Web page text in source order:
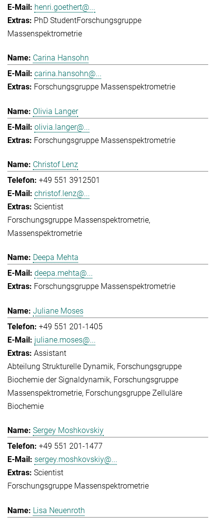
henri.goethert@...
PhD StudentForschungsgruppe
Massenspektrometrie
Carina Hansohn
carina.hansohn@...
Forschungsgruppe Massenspektrometrie
Olivia Langer
olivia.langer@...
Forschungsgruppe Massenspektrometrie
Christof Lenz
+49 551 3912501
christof.lenz@...
Scientist
Forschungsgruppe Massenspektrometrie
Massenspektrometrie
Deepa Mehta
deepa.mehta@...
Forschungsgruppe Massenspektrometrie
Juliane Moses
+49 551 201-1405
juliane.moses@...
Assistant
Abteilung Strukturelle Dynamik Forschungsgruppe
Biochemie der Signaldynamik Forschungsgruppe
Massenspektrometrie Forschungsgruppe Zelluläre
Biochemie
Sergey Moshkovskiy
+49 551 201-1477
sergey.moshkovskiy@...
Scientist
Forschungsgruppe Massenspektrometrie
Lisa Neuenroth